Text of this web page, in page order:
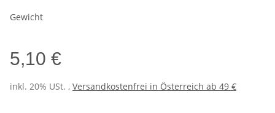
Gewicht
5,10 €
inkl. 20% USt. , Versandkostenfrei in Österreich ab 49 €